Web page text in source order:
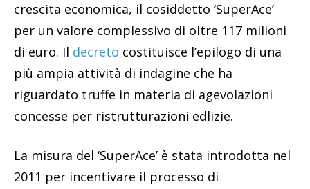
crescita economica, il cosiddetto ‘SuperAce’
per un valore complessivo di oltre 117 milioni
di euro. Il decreto costituisce l’epilogo di una
più ampia attività di indagine che ha
riguardato truffe in materia di agevolazioni
concesse per ristrutturazioni edlizie.
La misura del ‘SuperAce’ è stata introdotta nel
2011 per incentivare il processo di